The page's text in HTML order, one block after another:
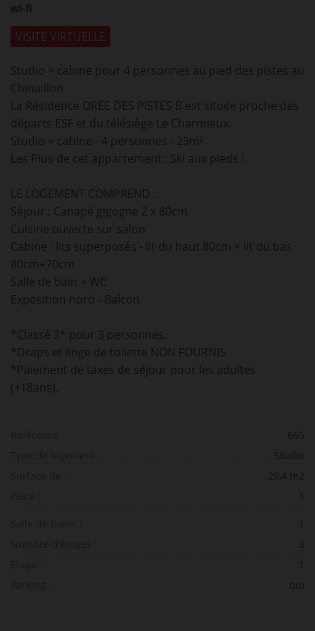
wi-fi
VISITE VIRTUELLE
Studio + cabine pour 4 personnes au pied des pistes au
Chinaillon
La Résidence OREE DES PISTES B est située proche des
départs ESF et du télésiège Le Charmieux.
Studio + cabine - 4 personnes - 29m²
Les Plus de cet appartement : Ski aux pieds !
LE LOGEMENT COMPREND :
Séjour : Canapé gigogne 2 x 80cm
Cuisine ouverte sur salon
Cabine : lits superposés - lit du haut 80cm + lit du bas
80cm+70cm
Salle de bain + WC
Exposition nord - Balcon
*Classé 3* pour 3 personnes.
*Draps et linge de toilette NON FOURNIS.
*Paiement de taxes de séjour pour les adultes
(+18ans).
Référence :
665
Type de logement :
Studio
Surface de :
29,4 m2
Pièce :
Salle de bains :
Nombre d'étages :
3
Etage :
Parking :
oui